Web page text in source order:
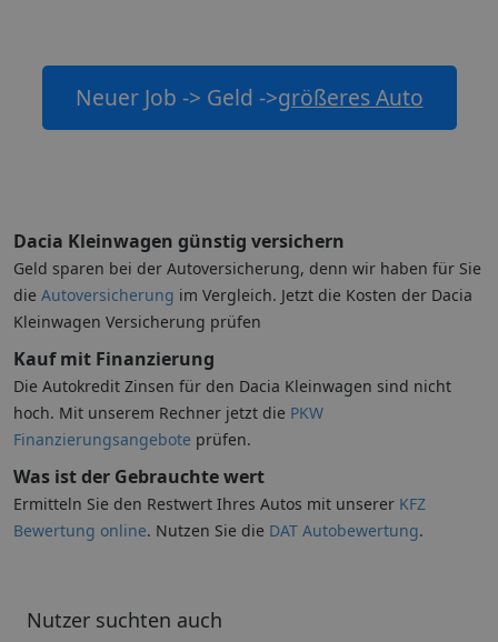
Nutzer suchten auch
Neuer Job -> Geld ->größeres Auto
Dacia Kleinwagen günstig versichern
Geld sparen bei der Autoversicherung, denn wir haben für Sie
die Autoversicherung im Vergleich. Jetzt die Kosten der Dacia
Kleinwagen Versicherung prüfen
Kauf mit Finanzierung
Die Autokredit Zinsen für den Dacia Kleinwagen sind nicht
hoch. Mit unserem Rechner jetzt die PKW
Finanzierungsangebote prüfen.
Was ist der Gebrauchte wert
Ermitteln Sie den Restwert Ihres Autos mit unserer KFZ
Bewertung online. Nutzen Sie die DAT Autobewertung.